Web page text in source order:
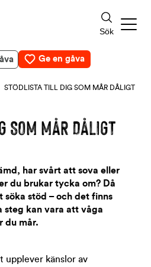
Ge en gåva
TILL DIG SOM MÅR DÅLIGT
SOM MÅR DÅLIGT
har svårt att sova eller
du brukar tycka om? Då
söka stöd – och det finns
steg kan vara att våga
du mår.
upplever känslor av